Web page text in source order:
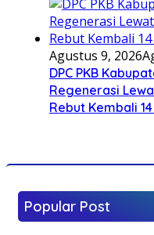
Agustus 9, 2026
DPC PKB
Regenerasi
Rebut Kembali
Popular Post